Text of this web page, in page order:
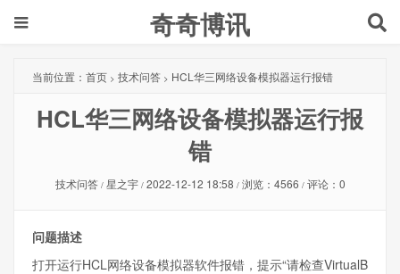
奇奇博讯
当前位置： 首页 > 技术问答 > HCL华三网络设备模拟器运行报错
HCL华三网络设备模拟器运行报
错
技术问答 / 星之宇 / 2022-12-12 18:58 / 浏览：4566 / 评论：0
问题描述
打开运行HCL网络设备模拟器软件报错，提示“请检查VirtualB